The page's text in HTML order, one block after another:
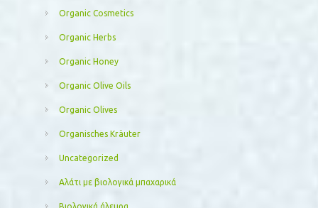
Organic Cosmetics
Organic Herbs
Organic Honey
Organic Olive Oils
Organic Olives
Organisches Kräuter
Uncategorized
Αλάτι με βιολογικά μπαχαρικά